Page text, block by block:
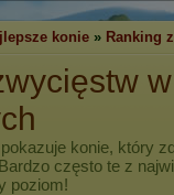
konie » Ranking
konie, który
często te z
poziom!